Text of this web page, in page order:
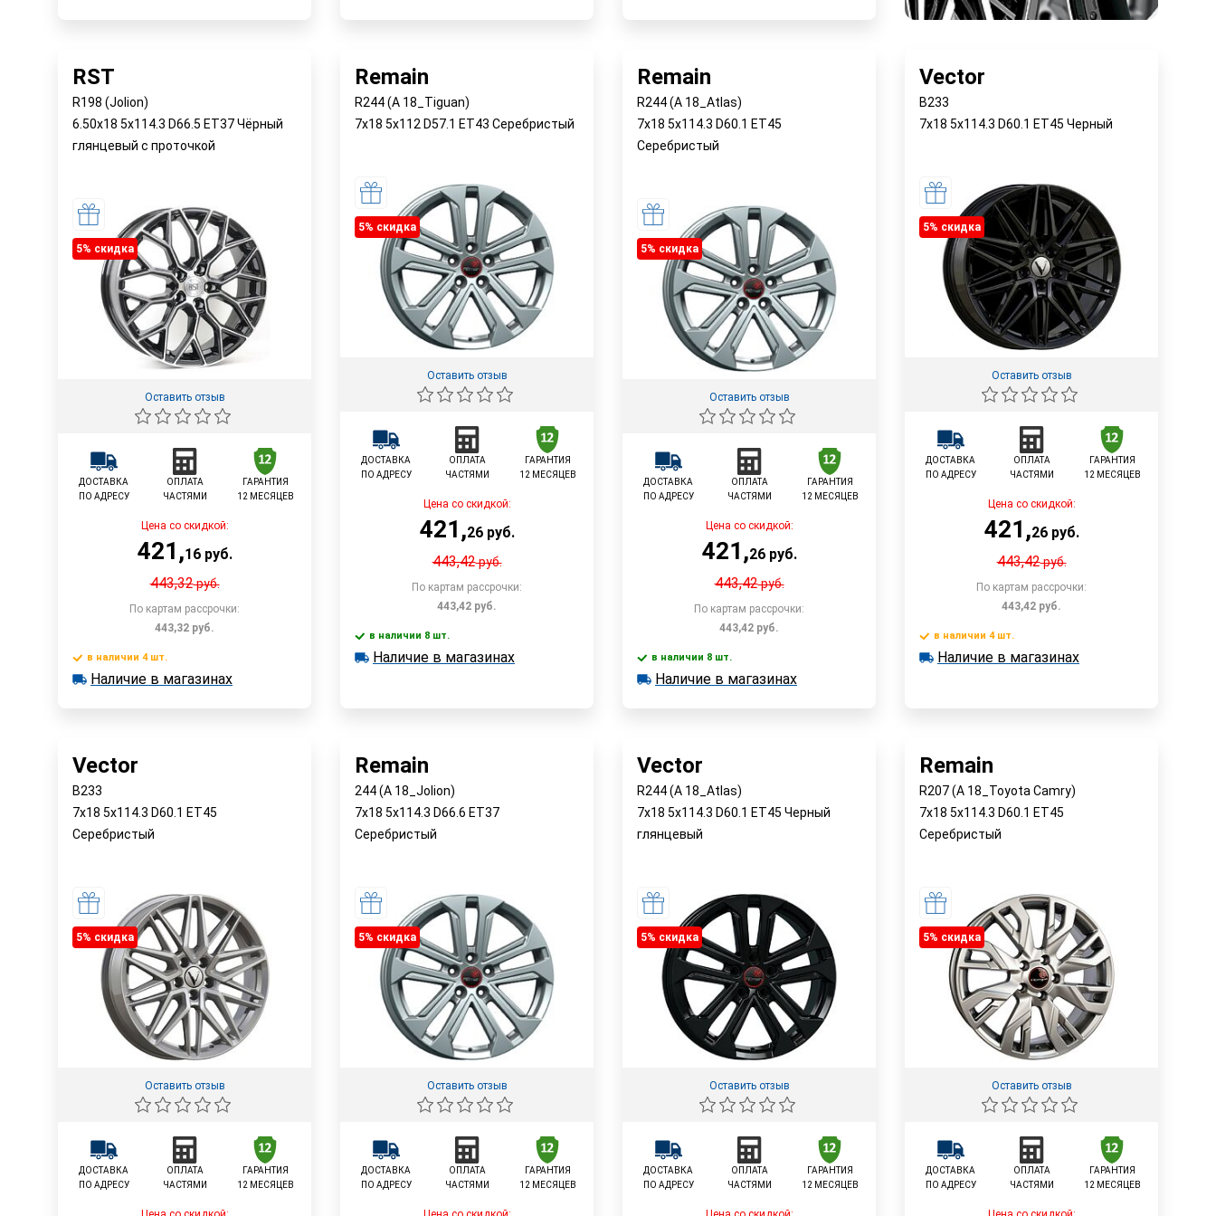
RST
R198 (Jolion)
6.50x18 5x114.3 D66.5 ET37 Чёрный
глянцевый с проточкой
5% cкидка
Оставить отзыв
ДОСТАВКА
ПО АДРЕСУ
ОПЛАТА
ЧАСТЯМИ
ГАРАНТИЯ
12 МЕСЯЦЕВ
Цена со скидкой:
421 ,16руб.
443,32руб.
По картам рассрочки:
443,32 руб.
В корзину
в наличии 4 шт.
в наличии 4 шт.
Наличие в магазинах
Remain
R244 (A 18_Tiguan)
7x18 5x112 D57.1 ET43 Серебристый
5% cкидка
Оставить отзыв
ДОСТАВКА
ПО АДРЕСУ
ОПЛАТА
ЧАСТЯМИ
ГАРАНТИЯ
12 МЕСЯЦЕВ
Цена со скидкой:
421 ,26руб.
443,42руб.
По картам рассрочки:
443,42 руб.
В корзину
в наличии 8 шт.
в наличии 8 шт.
Наличие в магазинах
Remain
R244 (A 18_Atlas)
7x18 5x114.3 D60.1 ET45
Серебристый
5% cкидка
Оставить отзыв
ДОСТАВКА
ПО АДРЕСУ
ОПЛАТА
ЧАСТЯМИ
ГАРАНТИЯ
12 МЕСЯЦЕВ
Цена со скидкой:
421 ,26руб.
443,42руб.
По картам рассрочки:
443,42 руб.
В корзину
в наличии 8 шт.
в наличии 8 шт.
Наличие в магазинах
Vector
B233
7x18 5x114.3 D60.1 ET45 Черный
5% cкидка
Оставить отзыв
ДОСТАВКА
ПО АДРЕСУ
ОПЛАТА
ЧАСТЯМИ
ГАРАНТИЯ
12 МЕСЯЦЕВ
Цена со скидкой:
421 ,26руб.
443,42руб.
По картам рассрочки:
443,42 руб.
В корзину
в наличии 4 шт.
в наличии 4 шт.
Наличие в магазинах
Vector
B233
7x18 5x114.3 D60.1 ET45
Серебристый
5% cкидка
Оставить отзыв
ДОСТАВКА
ПО АДРЕСУ
ОПЛАТА
ЧАСТЯМИ
ГАРАНТИЯ
12 МЕСЯЦЕВ
Remain
244 (A 18_Jolion)
7x18 5x114.3 D66.6 ET37
Серебристый
5% cкидка
Оставить отзыв
ДОСТАВКА
ПО АДРЕСУ
ОПЛАТА
ЧАСТЯМИ
ГАРАНТИЯ
12 МЕСЯЦЕВ
Vector
R244 (A 18_Atlas)
7x18 5x114.3 D60.1 ET45 Черный
глянцевый
5% cкидка
Оставить отзыв
ДОСТАВКА
ПО АДРЕСУ
ОПЛАТА
ЧАСТЯМИ
ГАРАНТИЯ
12 МЕСЯЦЕВ
Remain
R207 (A 18_Toyota Camry)
7x18 5x114.3 D60.1 ET45
Серебристый
5% cкидка
Оставить отзыв
ДОСТАВКА
ПО АДРЕСУ
ОПЛАТА
ЧАСТЯМИ
ГАРАНТИЯ
12 МЕСЯЦЕВ